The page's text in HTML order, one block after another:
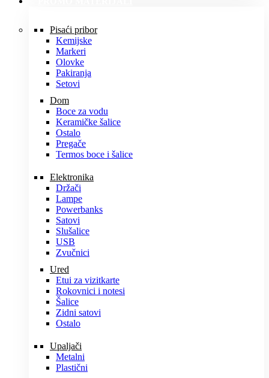
Pisaći pribor
Kemijske
Markeri
Olovke
Pakiranja
Setovi
Dom
Boce za vodu
Keramičke šalice
Ostalo
Pregače
Termos boce i šalice
Elektronika
Držači
Lampe
Powerbanks
Satovi
Slušalice
USB
Zvučnici
Ured
Etui za vizitkarte
Rokovnici i notesi
Šalice
Zidni satovi
Ostalo
Upaljači
Metalni
Plastični